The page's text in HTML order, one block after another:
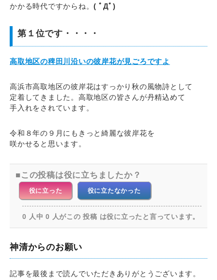
かかる時代ですからね。( ﾟДﾟ)
第１位です・・・・
高取地区の稗田川沿いの彼岸花が見ごろですよ
高浜市高取地区の彼岸花はすっかり秋の風物詩として
定着してきました。高取地区の皆さんが丹精込めて
手入れをされています。
令和８年の９月にもきっと綺麗な彼岸花を
咲かせると思います。
この投稿は役に立ちましたか？
役に立った 役に立たなかった
0 人中 0 人がこの 投稿 は役に立ったと言っています。
神清からのお願い
記事を最後まで読んでいただきありがとうございます。